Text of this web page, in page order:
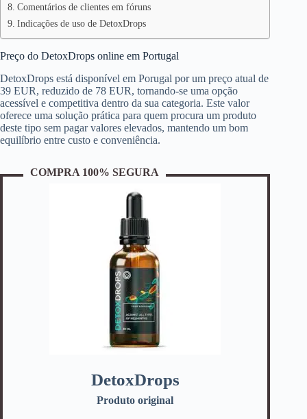
Comentários de clientes em fóruns
Indicações de uso de DetoxDrops
Preço do DetoxDrops online em Portugal
DetoxDrops está disponível em Porugal por um preço atual de
39 EUR, reduzido de 78 EUR, tornando-se uma opção
acessível e competitiva dentro da sua categoria. Este valor
oferece uma solução prática para quem procura um produto
deste tipo sem pagar valores elevados, mantendo um bom
equilíbrio entre custo e conveniência.
COMPRA 100% SEGURA
DetoxDrops
Produto original